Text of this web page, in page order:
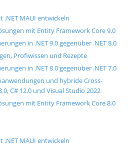
.NET MAUI entwickeln
mit Entity Framework Core 9.0
in .NET 9.0 gegenüber .NET 8.0
Profiwissen und Rezepte
in .NET 8.0 gegenüber .NET 7.0
und hybride Cross-
C# 12.0 und Visual Studio 2022
mit Entity Framework Core 8.0
.NET MAUI entwickeln